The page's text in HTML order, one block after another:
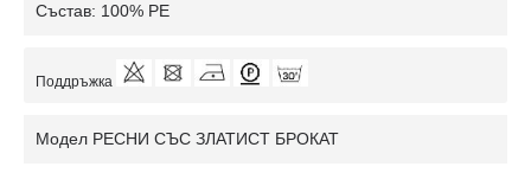
Състав: 100% PE
Поддръжка
Модел РЕСНИ СЪС ЗЛАТИСТ БРОКАТ